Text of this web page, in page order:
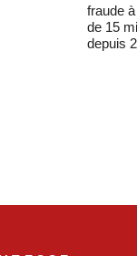
fraude
de 15
depuis